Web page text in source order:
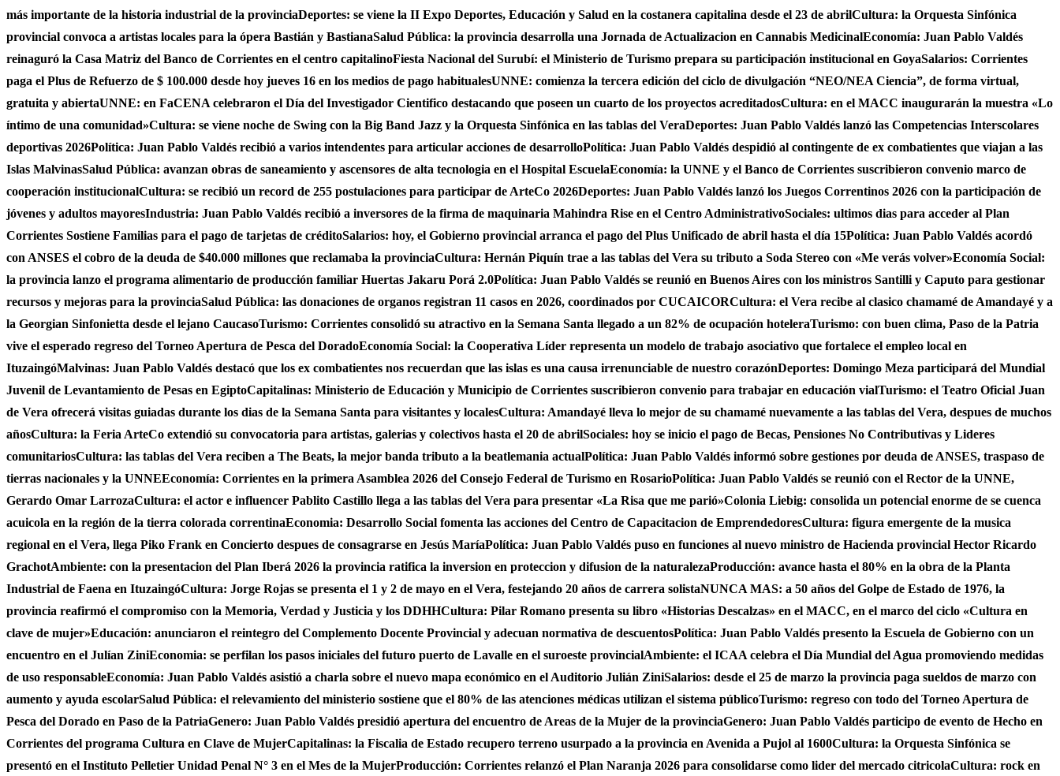
más importante de la historia industrial de la provinciaDeportes: se viene la II Expo Deportes, Educación y Salud en la costanera capitalina desde el 23 de abrilCultura: la Orquesta Sinfónica
provincial convoca a artistas locales para la ópera Bastián y BastianaSalud Pública: la provincia desarrolla una Jornada de Actualizacion en Cannabis MedicinalEconomía: Juan Pablo Valdés
reinaguró la Casa Matriz del Banco de Corrientes en el centro capitalinoFiesta Nacional del Surubí: el Ministerio de Turismo prepara su participación institucional en GoyaSalarios: Corrientes
paga el Plus de Refuerzo de $ 100.000 desde hoy jueves 16 en los medios de pago habitualesUNNE: comienza la tercera edición del ciclo de divulgación “NEO/NEA Ciencia”, de forma virtual,
gratuita y abiertaUNNE: en FaCENA celebraron el Día del Investigador Cientifico destacando que poseen un cuarto de los proyectos acreditadosCultura: en el MACC inaugurarán la muestra «Lo
íntimo de una comunidad»Cultura: se viene noche de Swing con la Big Band Jazz y la Orquesta Sinfónica en las tablas del VeraDeportes: Juan Pablo Valdés lanzó las Competencias Interscolares
deportivas 2026Política: Juan Pablo Valdés recibió a varios intendentes para articular acciones de desarrolloPolítica: Juan Pablo Valdés despidió al contingente de ex combatientes que viajan a las
Islas MalvinasSalud Pública: avanzan obras de saneamiento y ascensores de alta tecnologia en el Hospital EscuelaEconomía: la UNNE y el Banco de Corrientes suscribieron convenio marco de
cooperación institucionalCultura: se recibió un record de 255 postulaciones para participar de ArteCo 2026Deportes: Juan Pablo Valdés lanzó los Juegos Correntinos 2026 con la participación de
jóvenes y adultos mayoresIndustria: Juan Pablo Valdés recibió a inversores de la firma de maquinaria Mahindra Rise en el Centro AdministrativoSociales: ultimos dias para acceder al Plan
Corrientes Sostiene Familias para el pago de tarjetas de créditoSalarios: hoy, el Gobierno provincial arranca el pago del Plus Unificado de abril hasta el día 15Política: Juan Pablo Valdés acordó
con ANSES el cobro de la deuda de $40.000 millones que reclamaba la provinciaCultura: Hernán Piquín trae a las tablas del Vera su tributo a Soda Stereo con «Me verás volver»Economía Social:
la provincia lanzo el programa alimentario de producción familiar Huertas Jakaru Porá 2.0Política: Juan Pablo Valdés se reunió en Buenos Aires con los ministros Santilli y Caputo para gestionar
recursos y mejoras para la provinciaSalud Pública: las donaciones de organos registran 11 casos en 2026, coordinados por CUCAICORCultura: el Vera recibe al clasico chamamé de Amandayé y a
la Georgian Sinfonietta desde el lejano CaucasoTurismo: Corrientes consolidó su atractivo en la Semana Santa llegado a un 82% de ocupación hoteleraTurismo: con buen clima, Paso de la Patria
vive el esperado regreso del Torneo Apertura de Pesca del DoradoEconomía Social: la Cooperativa Líder representa un modelo de trabajo asociativo que fortalece el empleo local en
ItuzaingóMalvinas: Juan Pablo Valdés destacó que los ex combatientes nos recuerdan que las islas es una causa irrenunciable de nuestro corazónDeportes: Domingo Meza participará del Mundial
Juvenil de Levantamiento de Pesas en EgiptoCapitalinas: Ministerio de Educación y Municipio de Corrientes suscribieron convenio para trabajar en educación vialTurismo: el Teatro Oficial Juan
de Vera ofrecerá visitas guiadas durante los dias de la Semana Santa para visitantes y localesCultura: Amandayé lleva lo mejor de su chamamé nuevamente a las tablas del Vera, despues de muchos
añosCultura: la Feria ArteCo extendió su convocatoria para artistas, galerias y colectivos hasta el 20 de abrilSociales: hoy se inicio el pago de Becas, Pensiones No Contributivas y Lideres
comunitariosCultura: las tablas del Vera reciben a The Beats, la mejor banda tributo a la beatlemania actualPolítica: Juan Pablo Valdés informó sobre gestiones por deuda de ANSES, traspaso de
tierras nacionales y la UNNEEconomía: Corrientes en la primera Asamblea 2026 del Consejo Federal de Turismo en RosarioPolítica: Juan Pablo Valdés se reunió con el Rector de la UNNE,
Gerardo Omar LarrozaCultura: el actor e influencer Pablito Castillo llega a las tablas del Vera para presentar «La Risa que me parió»Colonia Liebig: consolida un potencial enorme de se cuenca
acuicola en la región de la tierra colorada correntinaEconomia: Desarrollo Social fomenta las acciones del Centro de Capacitacion de EmprendedoresCultura: figura emergente de la musica
regional en el Vera, llega Piko Frank en Concierto despues de consagrarse en Jesús MaríaPolítica: Juan Pablo Valdés puso en funciones al nuevo ministro de Hacienda provincial Hector Ricardo
GrachotAmbiente: con la presentacion del Plan Iberá 2026 la provincia ratifica la inversion en proteccion y difusion de la naturalezaProducción: avance hasta el 80% en la obra de la Planta
Industrial de Faena en ItuzaingóCultura: Jorge Rojas se presenta el 1 y 2 de mayo en el Vera, festejando 20 años de carrera solistaNUNCA MAS: a 50 años del Golpe de Estado de 1976, la
provincia reafirmó el compromiso con la Memoria, Verdad y Justicia y los DDHHCultura: Pilar Romano presenta su libro «Historias Descalzas» en el MACC, en el marco del ciclo «Cultura en
clave de mujer»Educación: anunciaron el reintegro del Complemento Docente Provincial y adecuan normativa de descuentosPolítica: Juan Pablo Valdés presento la Escuela de Gobierno con un
encuentro en el Julían ZiniEconomia: se perfilan los pasos iniciales del futuro puerto de Lavalle en el suroeste provincialAmbiente: el ICAA celebra el Día Mundial del Agua promoviendo medidas
de uso responsableEconomía: Juan Pablo Valdés asistió a charla sobre el nuevo mapa económico en el Auditorio Julián ZiniSalarios: desde el 25 de marzo la provincia paga sueldos de marzo con
aumento y ayuda escolarSalud Pública: el relevamiento del ministerio sostiene que el 80% de las atenciones médicas utilizan el sistema públicoTurismo: regreso con todo del Torneo Apertura de
Pesca del Dorado en Paso de la PatriaGenero: Juan Pablo Valdés presidió apertura del encuentro de Areas de la Mujer de la provinciaGenero: Juan Pablo Valdés participo de evento de Hecho en
Corrientes del programa Cultura en Clave de MujerCapitalinas: la Fiscalia de Estado recupero terreno usurpado a la provincia en Avenida a Pujol al 1600Cultura: la Orquesta Sinfónica se
presentó en el Instituto Pelletier Unidad Penal N° 3 en el Mes de la MujerProducción: Corrientes relanzó el Plan Naranja 2026 para consolidarse como lider del mercado citricolaCultura: rock en